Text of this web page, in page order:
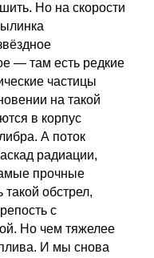
Но на скорости
— там есть редкие
частицы
на такой
в корпус
А поток
радиации,
прочные
обстрел,
с
Но чем тяжелее
И мы снова